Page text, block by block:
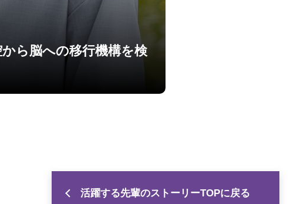
ら脳への移行機構を検
活躍する先輩のストーリーTOPに戻る